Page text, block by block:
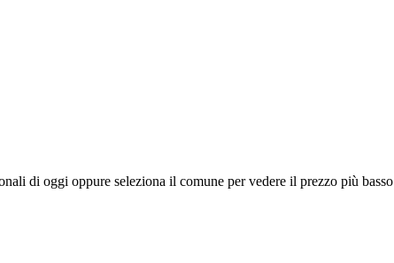
di oggi oppure seleziona il comune per vedere il prezzo più basso